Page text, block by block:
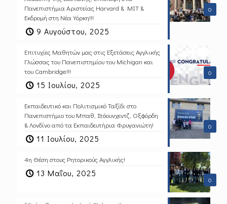
0
Πανεπιστήμια Αριστείας Harvard & MIT &
Εκδρομή στη Νέα Υόρκη!!!
9 Αυγούστου, 2025
0
Επιτυχίες Μαθητών μας στις Εξετάσεις Αγγλικής
Γλώσσας του Πανεπιστημίου του Michigan και
του Cambridge!!!
15 Ιουλίου, 2025
0
Εκπαιδευτικό και Πολιτισμικό Ταξίδι στο
Πανεπιστήμιο του Μπαθ, Στόουνχεντζ, Οξφόρδη
& Λονδίνο από τα Εκπαιδευτήρια Φρυγανιώτη!
11 Ιουλίου, 2025
0
4η Θέση στους Ρητορικούς Αγγλικής!
13 Μαΐου, 2025